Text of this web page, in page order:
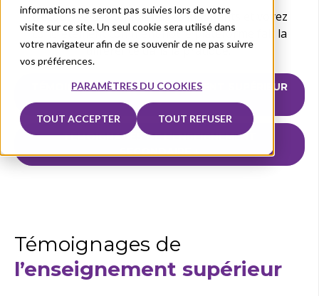
informations ne seront pas suivies lors de votre
visite sur ce site. Un seul cookie sera utilisé dans
votre navigateur afin de se souvenir de ne pas suivre
vos préférences.
PARAMÈTRES DU COOKIES
TOUT ACCEPTER TOUT REFUSER
Découvrez des témoignages inspirants et voyez
concrètement comment notre plateforme fait la
différence dans la pratique.
TÉMOIGNAGES DE L’ENSEIGNEMENT SUPÉRIEUR
↓
TÉMOIGNAGES DE L’ENSEIGNEMENT
SECONDAIRE ↓
Témoignages de
l’enseignement supérieur